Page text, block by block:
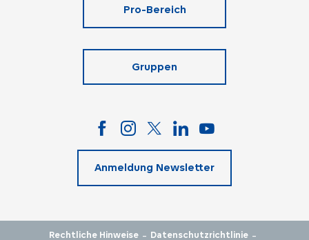
Pro-Bereich
Gruppen
Anmeldung Newsletter
Rechtliche Hinweise - Datenschutzrichtlinie -